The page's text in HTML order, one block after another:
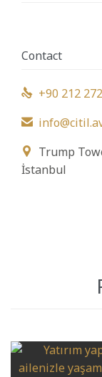
Contact
 +90 212


Trump
İstanbul